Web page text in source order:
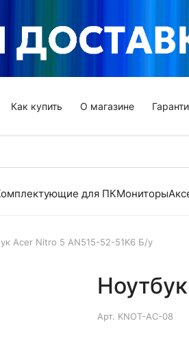
Как купить О магазине
для ПКМониторы
Acer Nitro 5 AN515-52-51K6 Б/у
Арт. KNOT-AC-08